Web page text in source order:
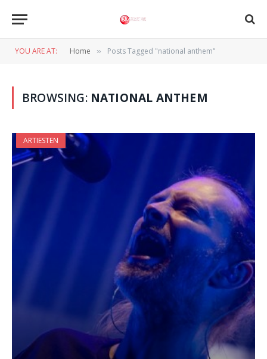
YOU ARE AT: Home » Posts Tagged "national anthem"
BROWSING: NATIONAL ANTHEM
ARTIESTEN